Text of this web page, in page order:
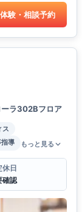
体験・相談予約
ラ302Bフロア
ス
導 もっと見る
休日
確認